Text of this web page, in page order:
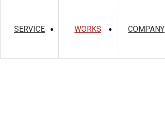
SERVICE WORKS COMPANY